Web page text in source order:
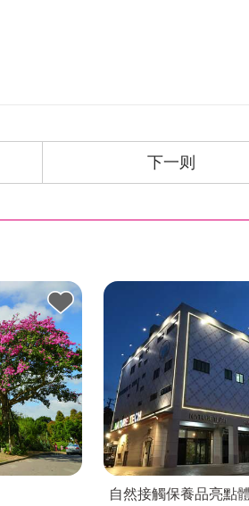
下一则
自然接觸保養品亮點